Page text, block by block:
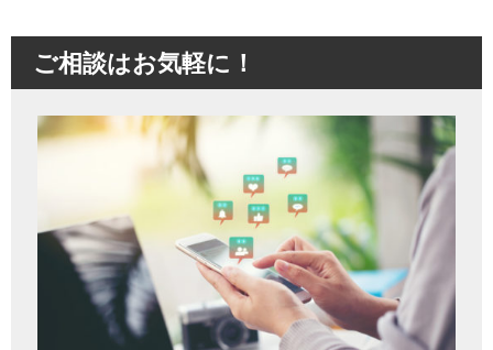
ご相談はお気軽に！